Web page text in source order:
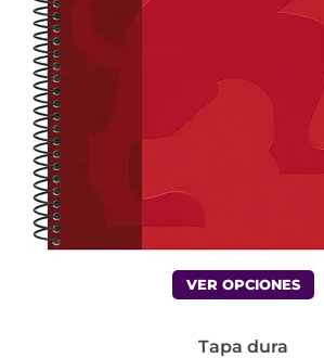
VER OPCIONES
Tapa dura